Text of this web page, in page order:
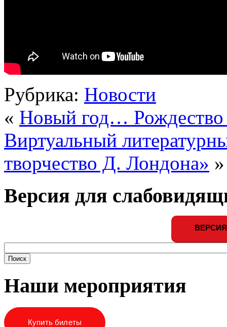
Рубрика: Новости
« Новый год…
Виртуальный
творчество Д. Лондона» »
Версия для
Наши мероприятия
Купить билеты